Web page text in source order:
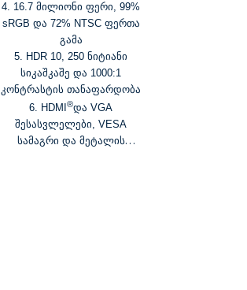
4. 16.7 მილიონი ფერი, 99%
sRGB და 72% NTSC ფერთა
გამა
5. HDR 10, 250 ნიტიანი
სიკაშკაშე და 1000:1
კონტრასტის თანაფარდობა
6. HDMI ®და VGA
შესასვლელები, VESA
სამაგრი და მეტალის